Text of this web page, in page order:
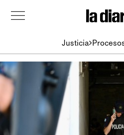
Justicia